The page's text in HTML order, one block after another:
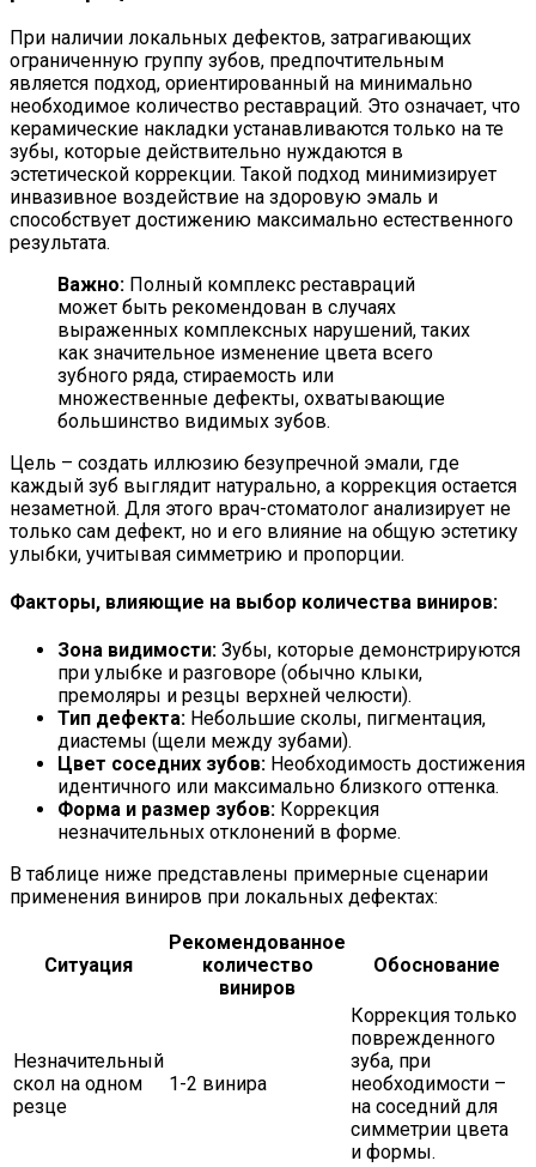
При наличии локальных дефектов, затрагивающих
ограниченную группу зубов, предпочтительным
является подход, ориентированный на минимально
необходимое количество реставраций. Это означает, что
керамические накладки устанавливаются только на те
зубы, которые действительно нуждаются в
эстетической коррекции. Такой подход минимизирует
инвазивное воздействие на здоровую эмаль и
способствует достижению максимально естественного
результата.
Важно: Полный комплекс реставраций
может быть рекомендован в случаях
выраженных комплексных нарушений, таких
как значительное изменение цвета всего
зубного ряда, стираемость или
множественные дефекты, охватывающие
большинство видимых зубов.
Цель – создать иллюзию безупречной эмали, где
каждый зуб выглядит натурально, а коррекция остается
незаметной. Для этого врач-стоматолог анализирует не
только сам дефект, но и его влияние на общую эстетику
улыбки, учитывая симметрию и пропорции.
Факторы, влияющие на выбор количества виниров:
Зона видимости: Зубы, которые демонстрируются
при улыбке и разговоре (обычно клыки,
премоляры и резцы верхней челюсти).
Тип дефекта: Небольшие сколы, пигментация,
диастемы (щели между зубами).
Цвет соседних зубов: Необходимость достижения
идентичного или максимально близкого оттенка.
Форма и размер зубов: Коррекция
незначительных отклонений в форме.
В таблице ниже представлены примерные сценарии
применения виниров при локальных дефектах:
Ситуация
Рекомендованное
количество
виниров
Обоснование
Незначительный
скол на одном
резце
1-2 винира
Коррекция только
поврежденного
зуба, при
необходимости –
на соседний для
симметрии цвета
и формы.